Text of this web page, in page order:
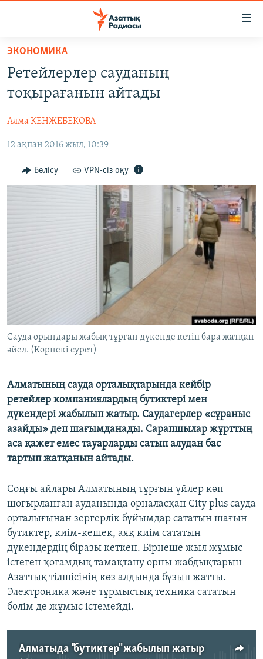
Skip
main
content
to
Navigation
AZATTYQTV
ҚАҢТАР ОҚИҒАСЫ
АДАМ ҚҰҚЫҚТАРЫ
ӘЛЕУМЕТ
Басқа тілдерде
ЭКОНОМИКА
Ретейлерлер сауданың
тоқырағанын айтады
Алма КЕНЖЕБЕКОВА
12 ақпан 2016 жыл, 10:39
Бөлісу VPN-сіз оқу
Сауда орындары жабық тұрған дүкенде кетіп бара жатқан
әйел. (Көрнекі сурет)
Алматының сауда орталықтарында кейбір
ретейлер компаниялардың бутиктері мен
дүкендері жабылып жатыр. Саудагерлер «сұраныс
азайды» деп шағымданады. Сарапшылар жұрттың
аса қажет емес тауарларды сатып алудан бас
тартып жатқанын айтады.
Соңғы айлары Алматының тұрғын үйлер көп
шоғырланған ауданында орналасқан City plus сауда
орталығынан зергерлік бұйымдар сататын шағын
бутиктер, киім-кешек, аяқ киім сататын
дүкендердің біразы кеткен. Бірнеше жыл жұмыс
істеген қоғамдық тамақтану орны жабдықтарын
Азаттық тілшісінің көз алдында бұзып жатты.
Электроника және тұрмыстық техника сататын
бөлім де жұмыс істемейді.
Алматыда "бутиктер" жабылып жатыр